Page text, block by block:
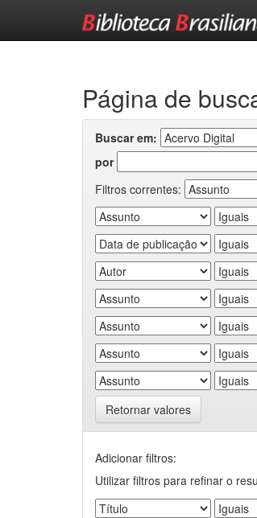
Página de
Buscar em:
por
Filtros correntes:
Retornar valores
Adicionar filtros:
Utilizar filtros para refinar o